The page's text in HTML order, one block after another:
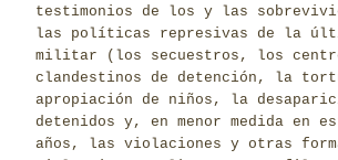
testimonios de los y las
las políticas represivas de la
militar (los secuestros, los
clandestinos de detención, la
apropiación de niños, la
detenidos y, en menor medida en
años, las violaciones y otras